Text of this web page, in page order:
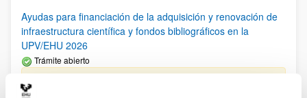
Ayudas para financiación de la adquisición y renovación de
infraestructura científica y fondos bibliográficos en la
UPV/EHU 2026
Trámite abierto